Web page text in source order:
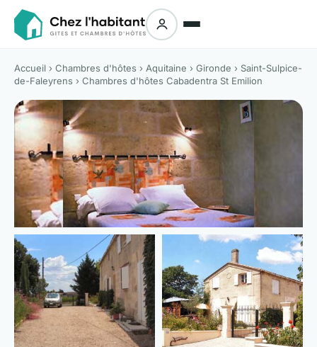
Accueil › Chambres d'hôtes › Aquitaine › Gironde › Saint-Sulpice-
de-Faleyrens › Chambres d'hôtes Cabadentra St Emilion